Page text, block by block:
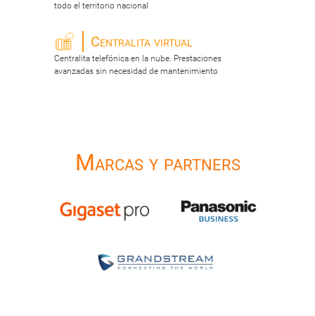
todo el territorio nacional
Centralita virtual
Centralita telefónica en la nube. Prestaciones
avanzadas sin necesidad de mantenimiento
Marcas y partners